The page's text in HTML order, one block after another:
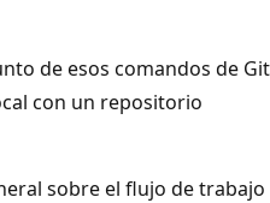
de esos comandos de Git
con un repositorio
sobre el flujo de trabajo